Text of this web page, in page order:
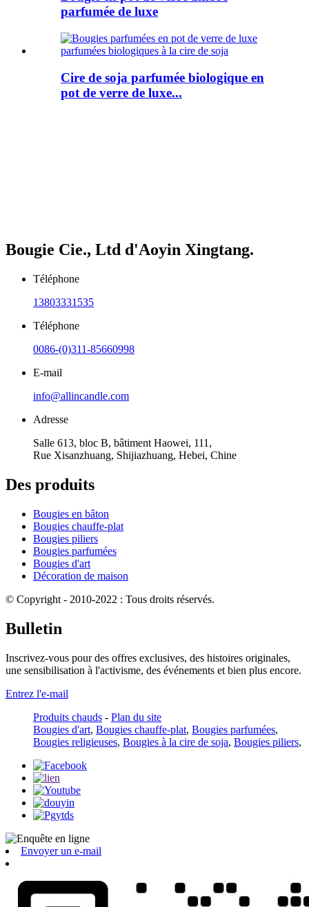
parfumée de luxe
Cire de soja parfumée biologique en
pot de verre de luxe...
Bougie Cie., Ltd d'Aoyin Xingtang.
Téléphone
13803331535
Téléphone
0086-(0)311-85660998
E-mail
info@allincandle.com
Adresse
Salle 613, bloc B, bâtiment Haowei, 111,
Rue Xisanzhuang, Shijiazhuang, Hebei, Chine
Des produits
Bougies en bâton
Bougies chauffe-plat
Bougies piliers
Bougies parfumées
Bougies d'art
Décoration de maison
© Copyright - 2010-2022 : Tous droits réservés.
Bulletin
Inscrivez-vous pour des offres exclusives, des histoires originales,
une sensibilisation à l'activisme, des événements et bien plus encore.
Entrez l'e-mail
Produits chauds - Plan du site
Bougies d'art, Bougies chauffe-plat, Bougies parfumées,
Bougies religieuses, Bougies à la cire de soja, Bougies piliers,
Envoyer un e-mail